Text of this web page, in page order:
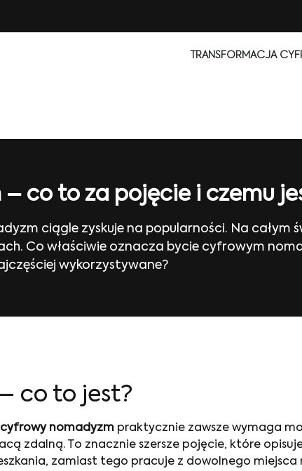
TRANSFORMACJA
co to za pojęcie i czemu
ciągle zyskuje na popularności. Na całym
Co właściwie oznacza bycie cyfrowym
wykorzystywane?
co to jest?
cyfrowy nomadyzm praktycznie zawsze wymaga
zdalną. To znacznie szersze pojęcie, które
zamiast tego pracuje z dowolnego miejsca